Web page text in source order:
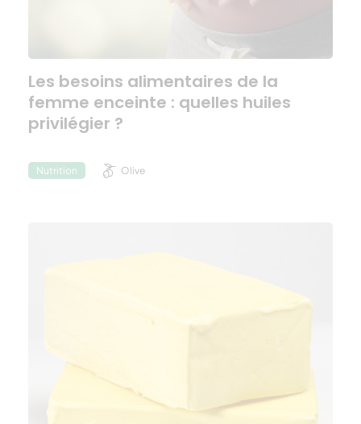
Les besoins alimentaires de la
femme enceinte : quelles huiles
privilégier ?
Nutrition Olive